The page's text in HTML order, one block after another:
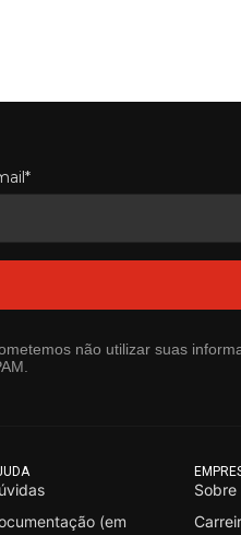
não utilizar suas
(em
Sobre